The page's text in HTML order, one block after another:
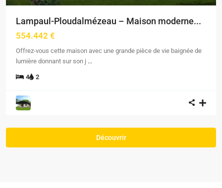
Lampaul-Ploudalmézeau – Maison moderne...
554.442 €
Offrez-vous cette maison avec une grande pièce de vie baignée de
lumière donnant sur son j ...
4 2
Découvrir